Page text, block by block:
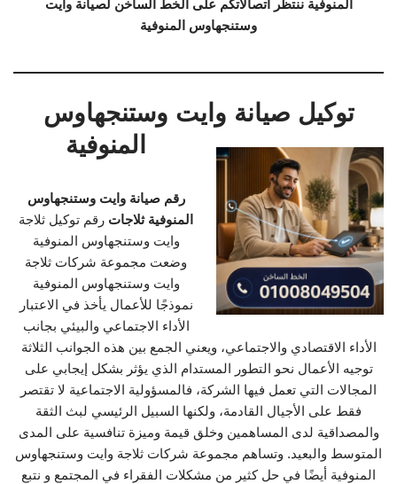
المنوفية ننتظر اتصالاتكم على الخط الساخن لصيانة وايت
وستنجهاوس المنوفية
توكيل صيانة وايت وستنجهاوس
المنوفية
رقم صيانة وايت وستنجهاوس
المنوفية ثلاجات رقم توكيل ثلاجة
وايت وستنجهاوس المنوفية
وضعت مجموعة شركات ثلاجة
وايت وستنجهاوس المنوفية
نموذجًا للأعمال يأخذ في الاعتبار
الأداء الاجتماعي والبيئي بجانب
الأداء الاقتصادي والاجتماعي، ويعني الجمع بين هذه الجوانب الثلاثة
توجيه الأعمال نحو التطور المستدام الذي يؤثر بشكل إيجابي على
المجالات التي تعمل فيها الشركة، فالمسؤولية الاجتماعية لا تقتصر
فقط على الأجيال القادمة، ولكنها السبيل الرئيسي لبث الثقة
والمصداقية لدى المساهمين وخلق قيمة وميزة تنافسية على المدى
المتوسط والبعيد. وتساهم مجموعة شركات ثلاجة وايت وستنجهاوس
المنوفية أيضًا في حل كثير من مشكلات الفقراء في المجتمع و نتبع